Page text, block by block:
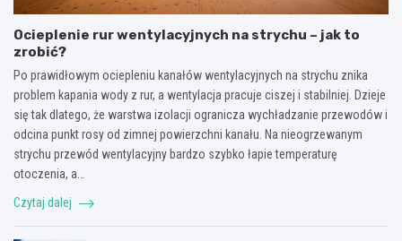
Ocieplenie rur wentylacyjnych na strychu – jak to
zrobić?
Po prawidłowym ociepleniu kanałów wentylacyjnych na strychu znika
problem kapania wody z rur, a wentylacja pracuje ciszej i stabilniej. Dzieje
się tak dlatego, że warstwa izolacji ogranicza wychładzanie przewodów i
odcina punkt rosy od zimnej powierzchni kanału. Na nieogrzewanym
strychu przewód wentylacyjny bardzo szybko łapie temperaturę
otoczenia, a…
Czytaj dalej